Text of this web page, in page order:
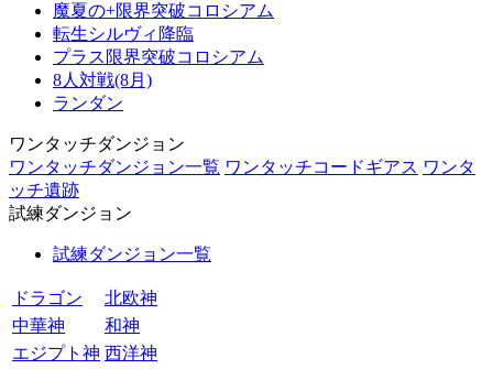
魔夏の+限界突破コロシアム
転生シルヴィ降臨
プラス限界突破コロシアム
8人対戦(8月)
ランダン
ワンタッチダンジョン
ワンタッチダンジョン一覧 ワンタッチコードギアス ワンタ
ッチ遺跡
試練ダンジョン
試練ダンジョン一覧
ドラゴン
北欧神
中華神
和神
エジプト神 西洋神